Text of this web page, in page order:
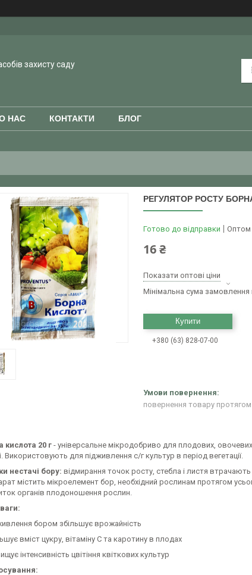
захисту саду
НАС КОНТАКТИ БЛОГ
РЕГУЛЯТОР РОСТУ
Готово до відправки Оптом
16 ₴
Показати оптові ціни
Мінімальна сума замовлення
Купити
+380 (63) 828-07-00
повернення товару протягом
кислота 20 г - універсальне мікродобриво для плодових,
Використовують для підживлення с/г культур в період вегетації.
нестачі бору: відмирання точок росту, стебла і листя
містить мікроелемент бор, необхідний рослинам протягом
органів плодоношення рослин.
бором збільшує врожайність
вміст цукру, вітаміну С та каротину в плодах
інтенсивність цвітіння квіткових культур